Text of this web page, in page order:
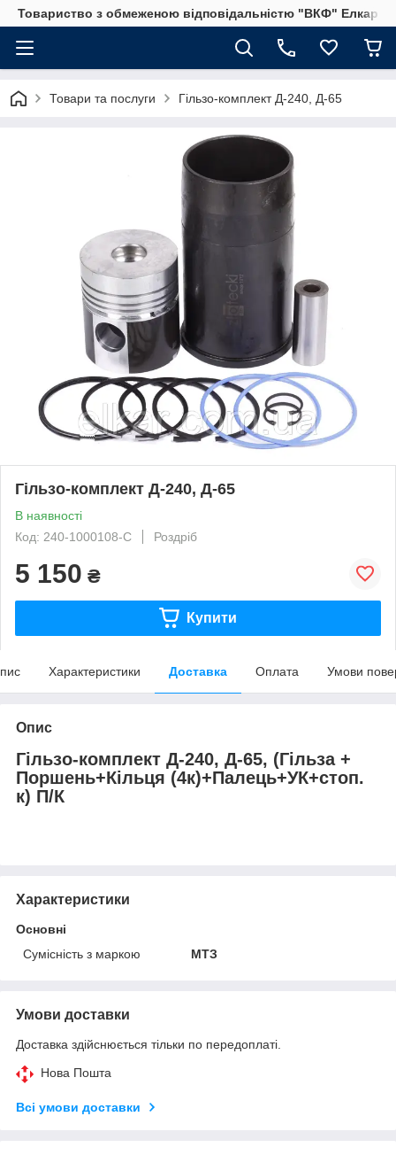
Товариство з обмеженою відповідальністю "ВКФ" Елкар"
Товари та послуги Гільзо-комплект Д-240, Д-65
Гільзо-комплект Д-240, Д-65
В наявності
Код: 240-1000108-С
Роздріб
5 150 ₴
Купити
Характеристики Доставка Оплата Умови
Опис
Гільзо-комплект Д-240, Д-65, (Гільза +
Поршень+Кільця (4к)+Палець+УК+стоп.
к) П/К
Характеристики
Основні
Сумісність з маркою
МТЗ
Умови доставки
Доставка здійснюється тільки по передоплаті.
Нова Пошта
Всі умови доставки